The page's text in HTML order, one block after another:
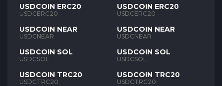
USDCOIN ERC20
USDCERC20
USDCOIN NEAR
USDCNEAR
USDCOIN SOL
USDCSOL
USDCOIN TRC20
USDCTRC20
USDCOIN ERC20
USDCERC20
USDCOIN NEAR
USDCNEAR
USDCOIN SOL
USDCSOL
USDCOIN TRC20
USDCTRC20